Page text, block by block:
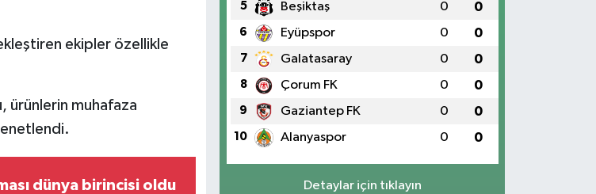
ekipler özellikle
ürünlerin muhafaza
dünya birincisi oldu
5 Beşiktaş 0 0
6 Eyüpspor 0 0
7 Galatasaray 0 0
8 Çorum FK 0 0
9 Gaziantep FK 0 0
10 Alanyaspor 0 0
Detaylar için tıklayın